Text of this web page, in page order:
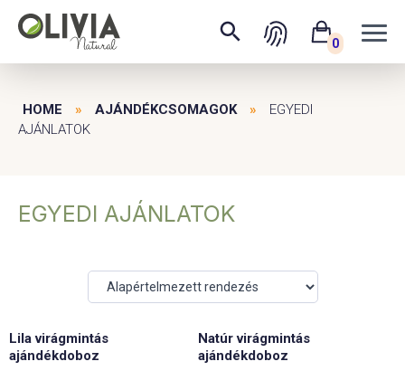
0
HOME » AJÁNDÉKCSOMAGOK »
EGYEDI
AJÁNLATOK
EGYEDI AJÁNLATOK
Lila virágmintás
ajándékdoboz
Natúr virágmintás
ajándékdoboz